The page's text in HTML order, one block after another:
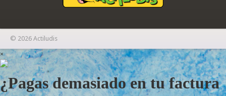
© 2026 Actiludis
×
¿Pagas demasiado en tu factura